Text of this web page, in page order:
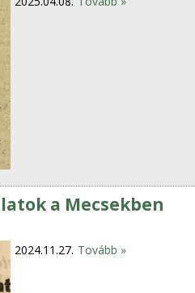
a Mecsekben
2024.11.27. Tovább »